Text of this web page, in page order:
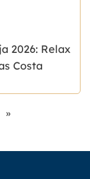
2026: Relax
Costa
»